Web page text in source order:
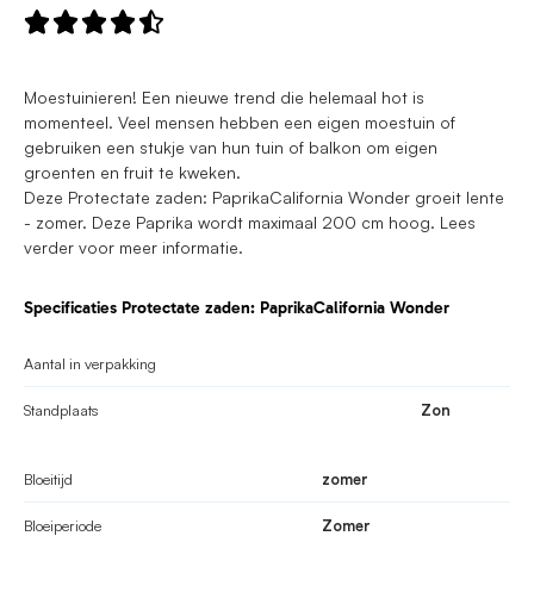

Moestuinieren! Een nieuwe trend die helemaal hot is
momenteel. Veel mensen hebben een eigen moestuin of
gebruiken een stukje van hun tuin of balkon om eigen
groenten en fruit te kweken.
Deze Protectate zaden: PaprikaCalifornia Wonder groeit lente
- zomer. Deze Paprika wordt maximaal 200 cm hoog. Lees
verder voor meer informatie.
Specificaties Protectate zaden: PaprikaCalifornia Wonder
Aantal in verpakking
Standplaats Zon
Bloeitijd zomer
Bloeiperiode Zomer